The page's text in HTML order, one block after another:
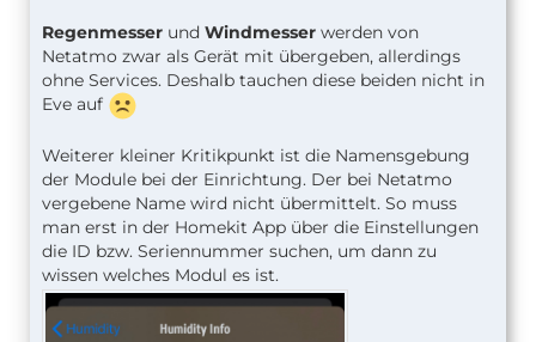
Regenmesser und Windmesser werden von
Netatmo zwar als Gerät mit übergeben, allerdings
ohne Services. Deshalb tauchen diese beiden nicht in
Eve auf
Weiterer kleiner Kritikpunkt ist die Namensgebung
der Module bei der Einrichtung. Der bei Netatmo
vergebene Name wird nicht übermittelt. So muss
man erst in der Homekit App über die Einstellungen
die ID bzw. Seriennummer suchen, um dann zu
wissen welches Modul es ist.